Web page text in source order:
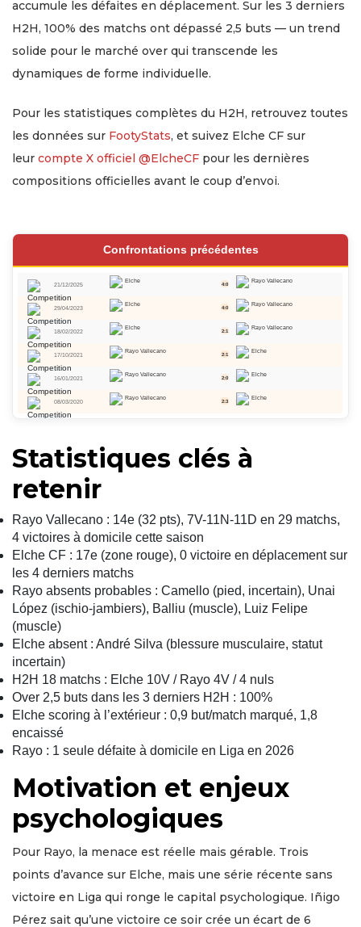
accumule les défaites en déplacement. Sur les 3 derniers
H2H, 100% des matchs ont dépassé 2,5 buts — un trend
solide pour le marché over qui transcende les
dynamiques de forme individuelle.
Pour les statistiques complètes du H2H, retrouvez toutes
les données sur FootyStats, et suivez Elche CF sur
leur compte X officiel @ElcheCF pour les dernières
compositions officielles avant le coup d’envoi.
Confrontations précédentes
21/12/2025
Elche 4:0 Rayo Vallecano
29/04/2023
Elche 4:0 Rayo Vallecano
18/02/2022
Elche 2:1 Rayo Vallecano
17/10/2021
Rayo Vallecano 2:1 Elche
16/01/2021
Rayo Vallecano 2:0 Elche
08/03/2020
Rayo Vallecano 2:3 Elche
Statistiques clés à
retenir
Rayo Vallecano : 14e (32 pts), 7V-11N-11D en 29 matchs,
4 victoires à domicile cette saison
Elche CF : 17e (zone rouge), 0 victoire en déplacement sur
les 4 derniers matchs
Rayo absents probables : Camello (pied, incertain), Unai
López (ischio-jambiers), Balliu (muscle), Luiz Felipe
(muscle)
Elche absent : André Silva (blessure musculaire, statut
incertain)
H2H 18 matchs : Elche 10V / Rayo 4V / 4 nuls
Over 2,5 buts dans les 3 derniers H2H : 100%
Elche scoring à l’extérieur : 0,9 but/match marqué, 1,8
encaissé
Rayo : 1 seule défaite à domicile en Liga en 2026
Motivation et enjeux
psychologiques
Pour Rayo, la menace est réelle mais gérable. Trois
points d’avance sur Elche, mais une série récente sans
victoire en Liga qui ronge le capital psychologique. Iñigo
Pérez sait qu’une victoire ce soir crée un écart de 6